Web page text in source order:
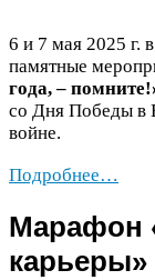
6 и 7 мая 2025 г.
памятные
года, –
со Дня Победы в
войне.
Подробнее…
Марафон
карьеры»